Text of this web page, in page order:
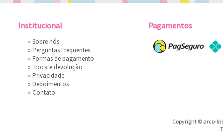
Institucional
» Sobre nós
» Perguntas Frequentes
» Formas de pagamento
» Troca e devolução
» Privacidade
» Depoimentos
» Contato
Pagamentos
Copyright © arco-